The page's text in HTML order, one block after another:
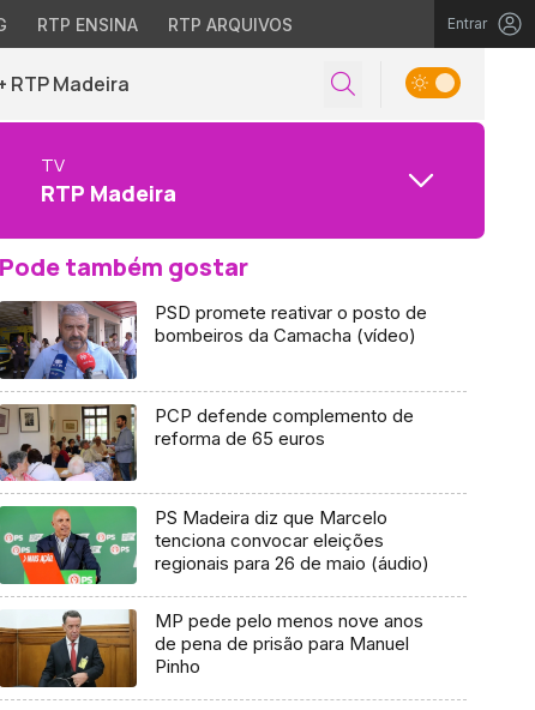
RTP ENSINA RTP ARQUIVOS Entrar
RTP Madeira
TV
RTP Madeira
Pode também gostar
PSD promete reativar o posto de
bombeiros da Camacha (vídeo)
PCP defende complemento de
reforma de 65 euros
PS Madeira diz que Marcelo
tenciona convocar eleições
regionais para 26 de maio (áudio)
MP pede pelo menos nove anos
de pena de prisão para Manuel
Pinho